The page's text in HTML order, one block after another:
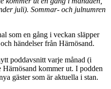
juli). Sommar- och julnumren
som en gång i veckan släpper
händelser från Härnösand.
poddavsnitt varje månad (i
kommer ut. I podden
gäster som är aktuella i stan.